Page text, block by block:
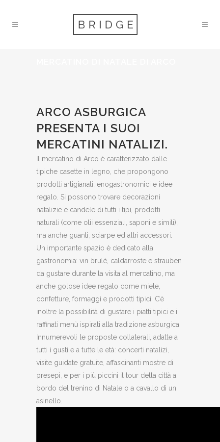
ARCO ASBURGICA
PRESENTA I SUOI
MERCATINI NATALIZI.
Il mercatino di Arco è caratterizzato dalle
tipiche casette in legno, che propongono
prodotti artigianali, enogastronomici e idee
regalo. Si possono trovare decorazioni
natalizie e candele di tutti i tipi, prodotti
naturali (come olii essenziali, saponi e simili),
ma anche guanti, sciarpe ed altri accessori.
Un importante spazio è dedicato alla
gastronomia: vin brulè, caldarroste e strauben
da gustare durante la visita al mercatino, ma
anche golose idee regalo come miele,
confetture, formaggi e prodotti tipici. C’è
inoltre la possibilità di gustare i piatti tipici e i
raffinati menù ispirati alla tradizione asburgica.
Innumerevoli le proposte collaterali, adatte a
tutti i gusti e a tutte le età: concerti natalizi,
visite guidate gratuite, affascinanti mostre di
presepi, e per i più piccini il tour della città a
bordo del trenino di Natale o a cavallo di un
asinello.